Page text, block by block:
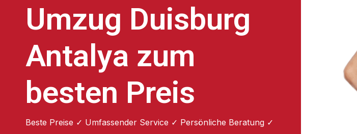
Umzug Duisburg
Antalya zum
besten Preis
Beste Preise ✓ Umfassender Service ✓ Persönliche Beratung ✓